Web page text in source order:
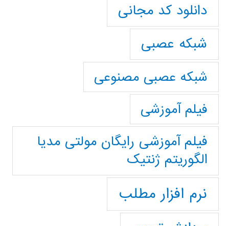
دانلود کد مجانی
شبکه عصبی
شبکه عصبی مصنوعی
فیلم آموزشی
فیلم آموزشی رایگان مولتی مدیا
الگوریتم ژنتیک
نرم افزار مطلب